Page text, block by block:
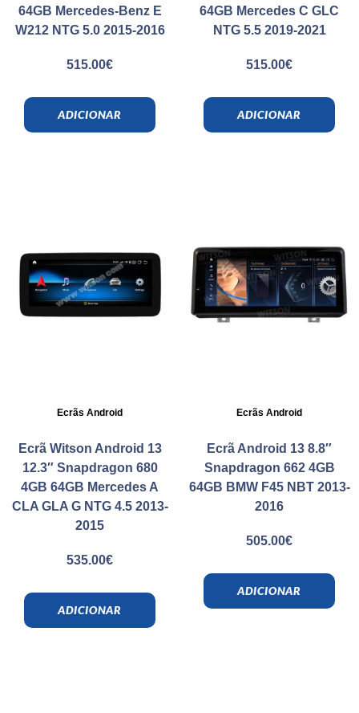
64GB Mercedes-Benz E
W212 NTG 5.0 2015-2016
515.00€
ADICIONAR
64GB Mercedes C GLC
NTG 5.5 2019-2021
515.00€
ADICIONAR
Ecrãs Android
Ecrã Witson Android 13
12.3″ Snapdragon 680
4GB 64GB Mercedes A
CLA GLA G NTG 4.5 2013-
2015
535.00€
ADICIONAR
Ecrãs Android
Ecrã Android 13 8.8″
Snapdragon 662 4GB
64GB BMW F45 NBT 2013-
2016
505.00€
ADICIONAR